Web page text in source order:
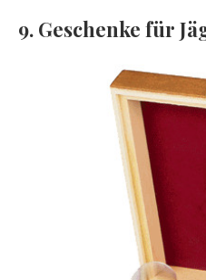
9. Geschenke für